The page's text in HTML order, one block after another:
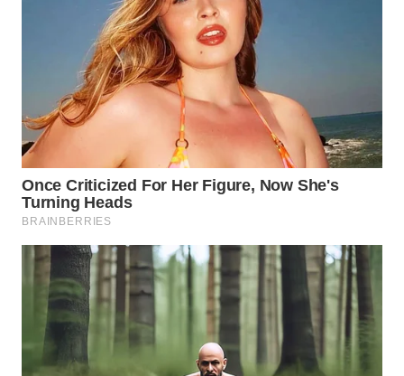
WN
LABUANBAJO
Wahana
Media
Group
WAHANA
NEWS
TANI